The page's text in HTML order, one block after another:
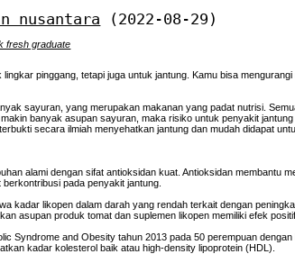
nusantara (2022-08-29)
fresh graduate
pinggang, tetapi juga untuk jantung. Kamu bisa
sayuran, yang merupakan makanan yang padat nutrisi.
banyak asupan sayuran, maka risiko untuk penyakit
secara ilmiah menyehatkan jantung dan mudah didapat
alami dengan sifat antioksidan kuat. Antioksidan membantu
pada penyakit jantung.
kadar likopen dalam darah yang rendah terkait dengan
asupan produk tomat dan suplemen likopen memiliki efek
Syndrome and Obesity tahun 2013 pada 50 perempuan
kadar kolesterol baik atau high-density lipoprotein (HDL).